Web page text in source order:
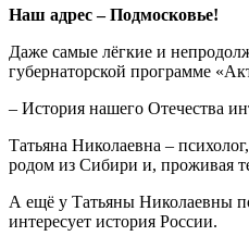
Наш адрес – Подмосковье!
Даже самые лёгкие и
губернаторской программе
– История нашего Отечества
Татьяна Николаевна –
родом из Сибири и, проживая
А ещё у Татьяны Николаевны
интересует история России.